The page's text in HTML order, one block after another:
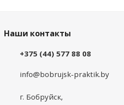
Наши контакты
+375 (44) 577 88 08
info@bobrujsk-praktik.by
г. Бобруйск,